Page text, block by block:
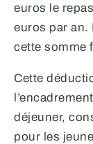
euros le
euros par an.
cette somme
Cette
déjeuner,
pour les